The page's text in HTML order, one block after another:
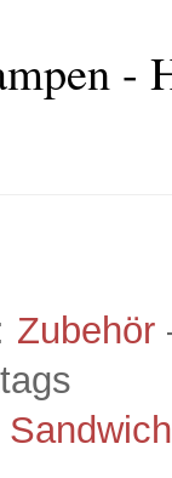
-
Zubehör
Sandwich